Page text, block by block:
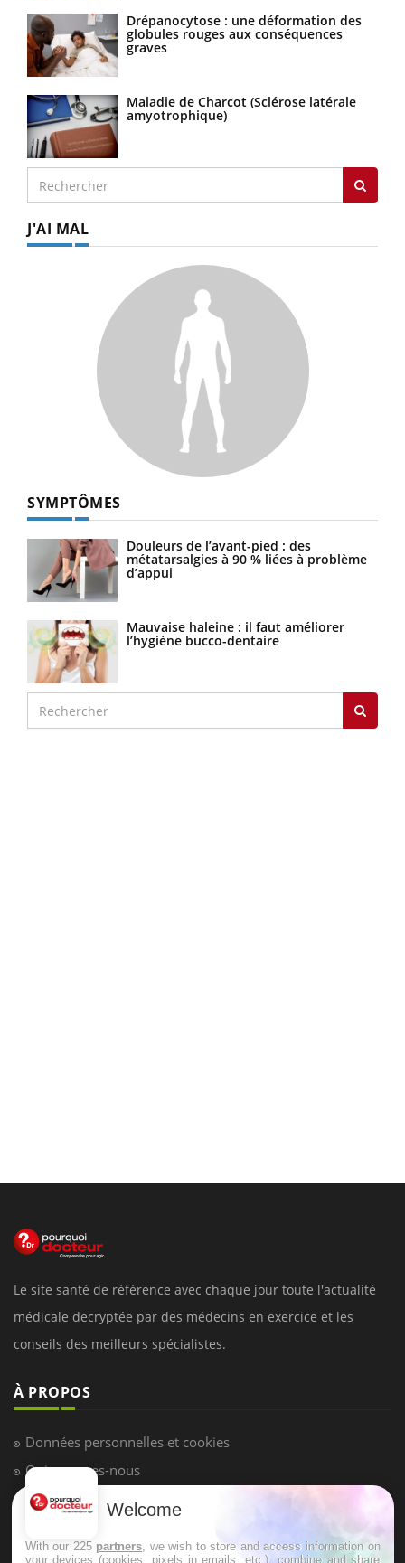
Drépanocytose : une déformation des
globules rouges aux conséquences
graves
Maladie de Charcot (Sclérose latérale
amyotrophique)
J'AI MAL
SYMPTÔMES
Douleurs de l’avant-pied : des
métatarsalgies à 90 % liées à problème
d’appui
Mauvaise haleine : il faut améliorer
l’hygiène bucco-dentaire
Le site santé de référence avec chaque jour toute l'actualité
médicale decryptée par des médecins en exercice et les
conseils des meilleurs spécialistes.
À PROPOS
Données personnelles et cookies
Qui sommes-nous
Conditions d'utilisation
Mentions Légales
Welcome
With our 225 partners , we wish to store and access information on
your devices (cookies, pixels in emails, etc.), combine and share